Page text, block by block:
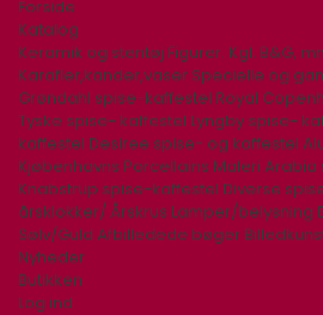
Forside
Katalog
Keramik og stentøj Figurer. Kgl. B&G,
Karafler,kander,vaser Specielle og
Grøndahl spise-kaffestel Royal
Tyske spise- kaffestel Lyngby spise-
kaffestel Desiree spise- og kaffestel
Kjøbenhavns Porcellains Maleri Arabia
Knabstrup spise-kaffestel Diverse
årsklokker/ Årskrus Lamper/belysning
Sølv/Guld Afbilledede bøger
Nyheder
Butikken
Log ind